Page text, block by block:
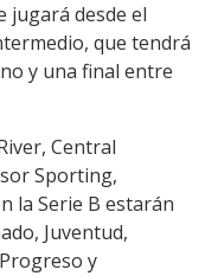
jugará desde el
que tendrá
y una final entre
Central
Sporting,
la Serie B estarán
Juventud,
y